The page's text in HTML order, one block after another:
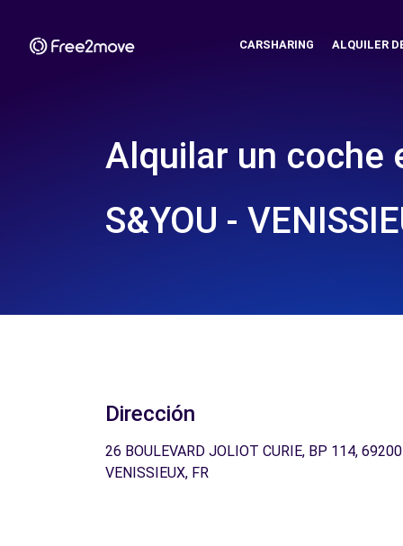
CARSHARING ALQUILER
Alquilar un coche
S&YOU -
Dirección
26 BOULEVARD JOLIOT CURIE, BP 114, 69200
VENISSIEUX, FR